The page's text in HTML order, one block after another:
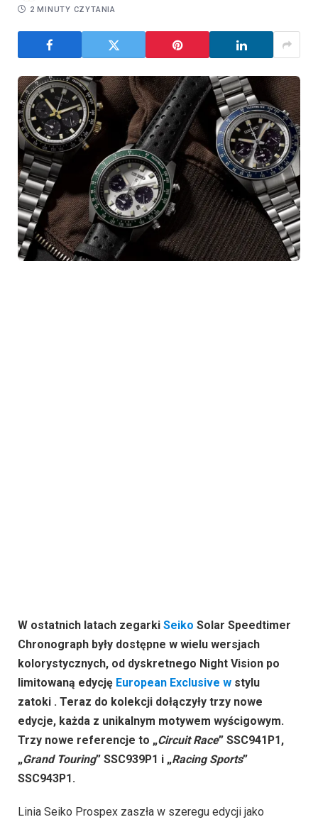
2 MINUTY CZYTANIA
W ostatnich latach zegarki Seiko Solar Speedtimer
Chronograph były dostępne w wielu wersjach
kolorystycznych, od dyskretnego Night Vision po
limitowaną edycję European Exclusive w stylu
zatoki . Teraz do kolekcji dołączyły trzy nowe
edycje, każda z unikalnym motywem wyścigowym.
Trzy nowe referencje to „Circuit Race” SSC941P1,
„Grand Touring” SSC939P1 i „Racing Sports”
SSC943P1.
Linia Seiko Prospex zaszła w szeregu edycji jako